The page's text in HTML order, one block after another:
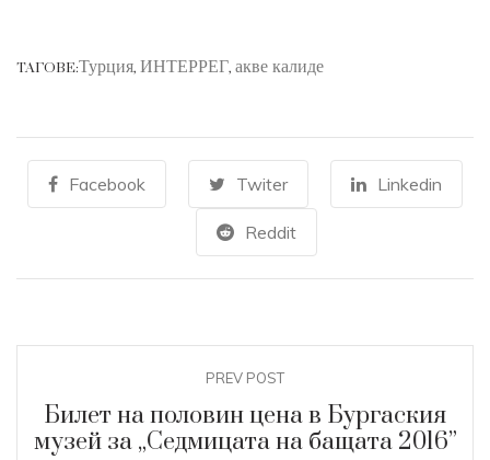
ТАГОВЕ:Турция, ИНТЕРРЕГ, акве калиде
Facebook Twiter Linkedin
Reddit
PREV POST
Билет на половин цена в Бургаския
музей за „Седмицата на бащата 2016”